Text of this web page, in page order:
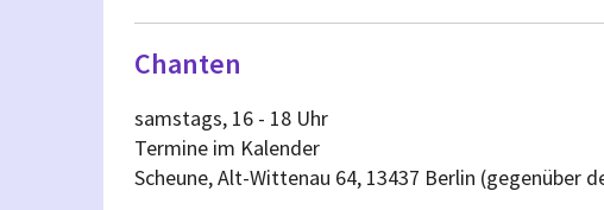
Chanten
samstags, 16 - 18 Uhr
Termine im Kalender
Scheune, Alt-Wittenau 64, 13437 Berlin (gegenüber